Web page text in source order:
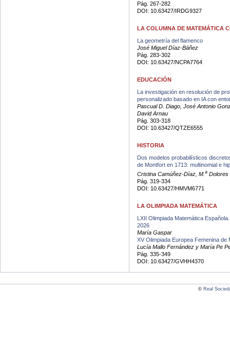
Pág. 267-282
DOI: 10.63427/IRDG9327
LA COLUMNA DE MATEMÁTICA
La geometría del flamenco
José Miguel Díaz-Báñez
Pág. 283-302
DOI: 10.63427/NCPA7764
EDUCACIÓN
La investigación en resolución de
personalizado basado en IA con
Pascual D. Diago, José Antonio
David Arnau
Pág. 303-318
DOI: 10.63427/QTZE6555
HISTORIA
Dos modelos probabilísticos
de Montfort en 1713: multinomial e
Cristina Camúñez-Díaz, M. a Dolores
Pág. 319-334
DOI: 10.63427/HMVM6771
LA OLIMPIADA MATEMÁTICA
LXII Olimpiada Matemática
2026
María Gaspar
XV Olimpiada Europea Femenina de
Lucía Mallo Fernández y María Pe
Pág. 335-349
DOI: 10.63427/GVHH4370
© Real